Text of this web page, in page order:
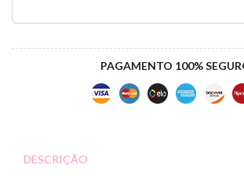
PAGAMENTO 100%
DESCRIÇÃO